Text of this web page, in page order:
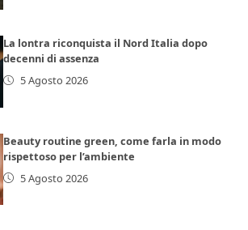
La lontra riconquista il Nord Italia dopo
decenni di assenza
5 Agosto 2026
Beauty routine green, come farla in modo
rispettoso per l’ambiente
5 Agosto 2026